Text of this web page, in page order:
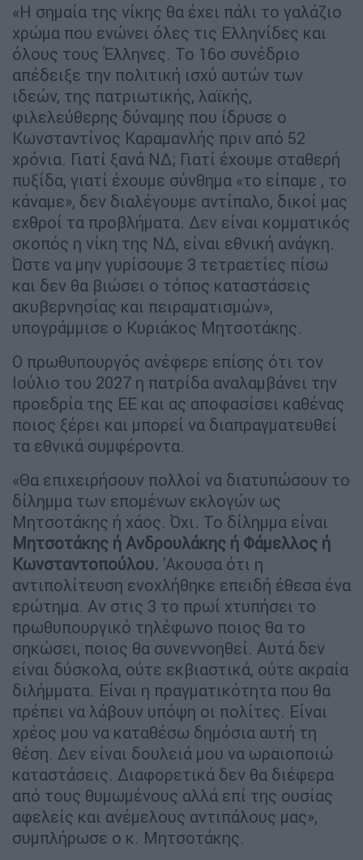
«Η σημαία της νίκης θα έχει πάλι το γαλάζιο
χρώμα που ενώνει όλες τις Ελληνίδες και
όλους τους Έλληνες. Το 16ο συνέδριο
απέδειξε την πολιτική ισχύ αυτών των
ιδεών, της πατριωτικής, λαϊκής,
φιλελεύθερης δύναμης που ίδρυσε ο
Κωνσταντίνος Καραμανλής πριν από 52
χρόνια. Γιατί ξανά ΝΔ; Γιατί έχουμε σταθερή
πυξίδα, γιατί έχουμε σύνθημα «το είπαμε , το
κάναμε», δεν διαλέγουμε αντίπαλο, δικοί μας
εχθροί τα προβλήματα. Δεν είναι κομματικός
σκοπός η νίκη της ΝΔ, είναι εθνική ανάγκη.
Ώστε να μην γυρίσουμε 3 τετραετίες πίσω
και δεν θα βιώσει ο τόπος καταστάσεις
ακυβερνησίας και πειραματισμών»,
υπογράμμισε ο Κυριάκος Μητσοτάκης.
Ο πρωθυπουργός ανέφερε επίσης ότι τον
Ιούλιο του 2027 η πατρίδα αναλαμβάνει την
προεδρία της ΕΕ και ας αποφασίσει καθένας
ποιος ξέρει και μπορεί να διαπραγματευθεί
τα εθνικά συμφέροντα.
«Θα επιχειρήσουν πολλοί να διατυπώσουν το
δίλημμα των επομένων εκλογών ως
Μητσοτάκης ή χάος. Όχι. Το δίλημμα είναι
Μητσοτάκης ή Ανδρουλάκης ή Φάμελλος ή
Κωνσταντοπούλου. 'Ακουσα ότι η
αντιπολίτευση ενοχλήθηκε επειδή έθεσα ένα
ερώτημα. Αν στις 3 το πρωί χτυπήσει το
πρωθυπουργικό τηλέφωνο ποιος θα το
σηκώσει, ποιος θα συνεννοηθεί. Αυτά δεν
είναι δύσκολα, ούτε εκβιαστικά, ούτε ακραία
διλήμματα. Είναι η πραγματικότητα που θα
πρέπει να λάβουν υπόψη οι πολίτες. Είναι
χρέος μου να καταθέσω δημόσια αυτή τη
θέση. Δεν είναι δουλειά μου να ωραιοποιώ
καταστάσεις. Διαφορετικά δεν θα διέφερα
από τους θυμωμένους αλλά επί της ουσίας
αφελείς και ανέμελους αντιπάλους μας»,
συμπλήρωσε ο κ. Μητσοτάκης.